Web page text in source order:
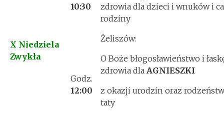
X Niedziela
Zwykła
10:30
zdrowia dla dzieci i wnuków i
rodziny
Godz.
12:00
Żeliszów:
O Boże błogosławieństwo i
zdrowia dla AGNIESZKI
z okazji urodzin oraz
taty